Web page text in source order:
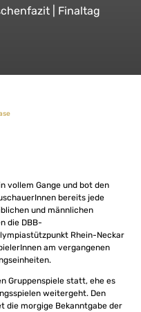
| Finaltag
vollem Gange und bot den
bereits jede
und männlichen
die DBB-
Rhein-Neckar
am vergangenen
Gruppenspiele statt, ehe es
weitergeht. Den
die morgige Bekanntgabe der